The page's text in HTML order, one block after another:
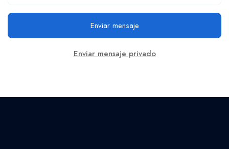
Enviar mensaje
Enviar mensaje privado